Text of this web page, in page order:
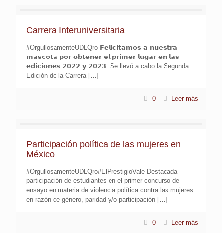
Carrera Interuniversitaria
#OrgullosamenteUDLQro 𝗙𝗲𝗹𝗶𝗰𝗶𝘁𝗮𝗺𝗼𝘀 𝗮 𝗻𝘂𝗲𝘀𝘁𝗿𝗮
𝗺𝗮𝘀𝗰𝗼𝘁𝗮 𝗽𝗼𝗿 𝗼𝗯𝘁𝗲𝗻𝗲𝗿 𝗲𝗹 𝗽𝗿𝗶𝗺𝗲𝗿 𝗹𝘂𝗴𝗮𝗿 𝗲𝗻 𝗹𝗮𝘀
𝗲𝗱𝗶𝗰𝗶𝗼𝗻𝗲𝘀 𝟮𝟬𝟮𝟮 𝘆 𝟮𝟬𝟮𝟯. Se llevó a cabo la Segunda
Edición de la Carrera […]
0 Leer más
Participación política de las mujeres en
México
#OrgullosamenteUDLQro#ElPrestigioVale Destacada
participación de estudiantes en el primer concurso de
ensayo en materia de violencia política contra las mujeres
en razón de género, paridad y/o participación […]
0 Leer más